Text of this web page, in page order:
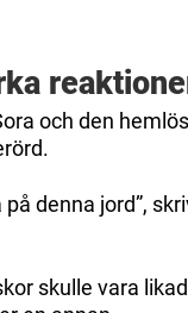
och den
på denna jord”,
skulle vara